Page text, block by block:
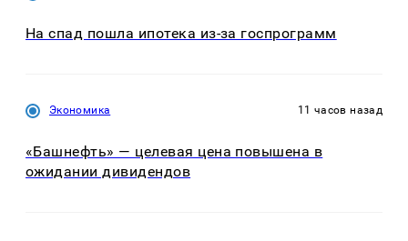
На спад пошла ипотека из-за госпрограмм
Экономика 11 часов назад
«Башнефть» — целевая цена повышена в
ожидании дивидендов